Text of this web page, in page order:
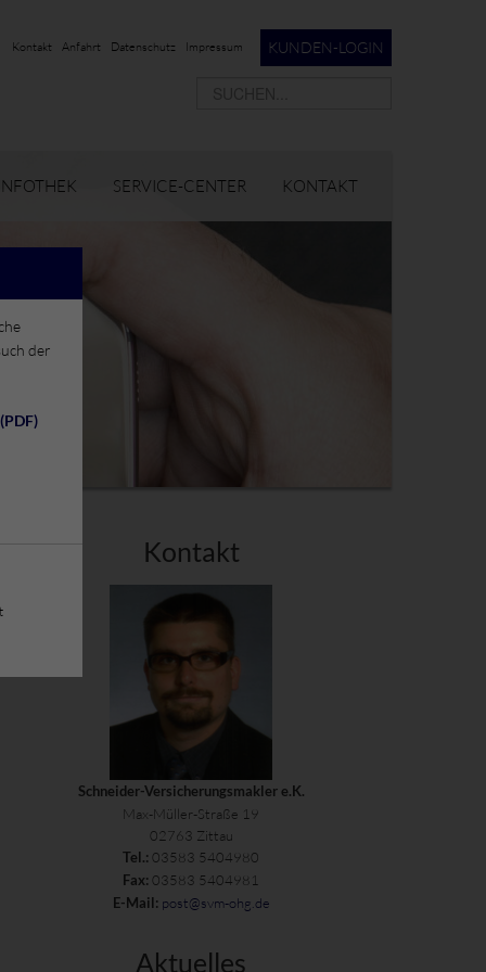
Kontakt Anfahrt Datenschutz Impressum KUNDEN-LOGIN
INFOTHEK SERVICE-CENTER KONTAKT
Kontakt
Schneider-Versicherungsmakler e.K.
Max-Müller-Straße 19
02763 Zittau
Tel.: 03583 5404980
Fax: 03583 5404981
E-Mail: post@svm-ohg.de
Aktuelles
der